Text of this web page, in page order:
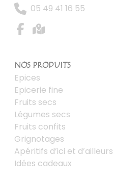
05 49 41 16 55
NOS PRODUITS
Epices
Epicerie fine
Fruits secs
Légumes secs
Fruits confits
Grignotages
Apéritifs d’ici et d’ailleurs
Idées cadeaux